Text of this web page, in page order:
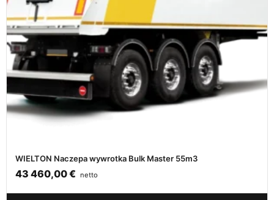
WIELTON Naczepa wywrotka Bulk Master 55m3
43 460,00€ netto